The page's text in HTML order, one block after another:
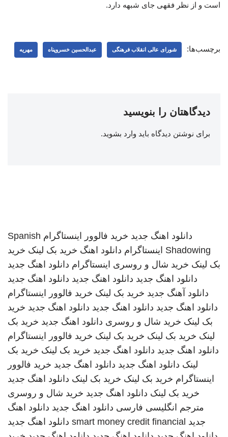
است و از نظر فقهی جای شبهه دارد.
برچسب‌ها: شورای عالی انقلاب فرهنگی عبدالحسین خسروپناه مهریه
دیدگاهتان را بنویسید
برای نوشتن دیدگاه باید وارد بشوید.
دانلود اهنگ جدید خرید فالوور اینستاگرام Spanish
Shadowing اینستاگرام دانلود اهنگ خرید بک لینک خرید
بک لینک خرید شال و روسری اینستاگرام دانلود اهنگ جدید
دانلود اهنگ جدید دانلود اهنگ جدید دانلود اهنگ جدید
دانلود آهنگ جدید خرید بک لینک خرید فالوور اینستاگرام
دانلود اهنگ جدید دانلود اهنگ جدید دانلود اهنگ جدید خرید
بک لینک خرید شال و روسری دانلود اهنگ جدید خرید بک
لینک خرید بک لینک خرید بک لینک خرید فالوور اینستاگرام
دانلود اهنگ جدید دانلود اهنگ جدید خرید بک لینک خرید بک
لینک دانلود اهنگ جدید دانلود اهنگ جدید خرید فالوور
اینستاگرام خرید بک لینک خرید بک لینک دانلود اهنگ جدید
خرید بک لینک دانلود اهنگ جدید خرید شال و روسری
مترجم انگلیسی فارسی دانلود اهنگ جدید دانلود اهنگ
جدید smart money credit financial دانلود اهنگ جدید